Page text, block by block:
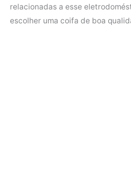
relacionadas a esse
escolher uma coifa de boa